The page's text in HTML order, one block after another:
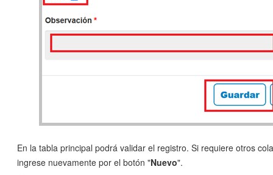
En la tabla principal podrá validar el registro. Si requiere otros
ingrese nuevamente por el botón "Nuevo".